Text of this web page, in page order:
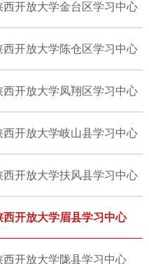
西开放大学金台区学习中心
西开放大学陈仓区学习中心
西开放大学凤翔区学习中心
西开放大学岐山县学习中心
西开放大学扶风县学习中心
西开放大学眉县学习中心
西开放大学陇县学习中心